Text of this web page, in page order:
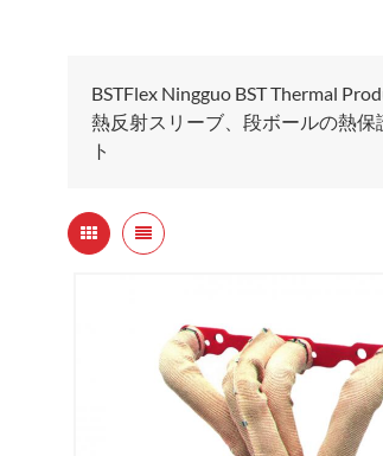
BSTFlex Ningguo BST Thermal
熱反射スリーブ、段ボールの熱
ト